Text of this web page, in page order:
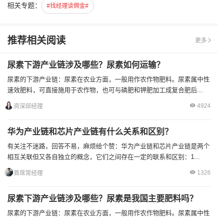
相关专题： #找经理谈佣金#
推荐相关阅读 更多
尿素下游产业链涉及哪些？尿素如何运输？
尿素的下游产业链：尿素在农业方面，一般用作农作物肥料。尿素属中性
速效肥料，可直接施用于农作物，也可与磷肥和钾肥加工成复合肥后...
资深邱经理 4924
华为产业链和芯片产业链有什么关系和区别？
有关注不迷路，回答不易，麻烦给个赞：华为产业链和芯片产业链是两个
相互关联但又各自独立的概念，它们之间存在一定的联系和区别：1...
首席常经理 1326
尿素下游产业链涉及哪些？尿素是我国主要肥料吗？
尿素的下游产业链：尿素在农业方面，一般用作农作物肥料。尿素属中性